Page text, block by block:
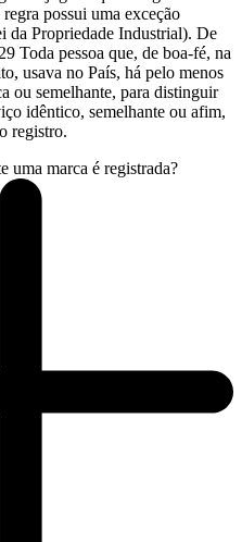
possui uma exceção
da Propriedade Industrial). De
Toda pessoa que, de boa-fé, na
usava no País, há pelo menos
ou semelhante, para distinguir
idêntico, semelhante ou afim,
registro.
uma marca é registrada?